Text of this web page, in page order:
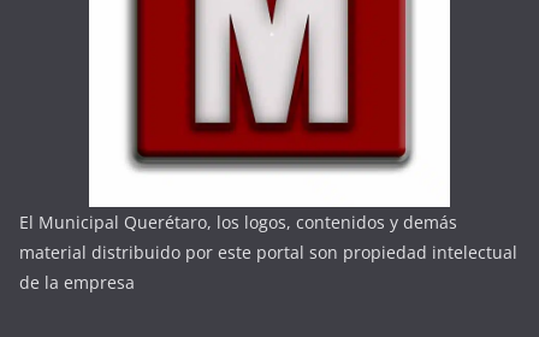
El Municipal Querétaro, los logos, contenidos y demás
material distribuido por este portal son propiedad intelectual
de la empresa